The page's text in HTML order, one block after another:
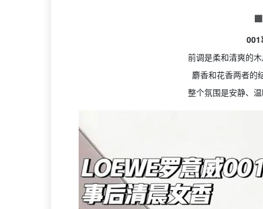
001
前调是柔和清爽的
麝香和花香两者的
整个氛围是安静、